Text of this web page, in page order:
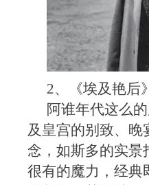
2、《埃及艳后
阿谁年代这么
及皇宫的别致、晚
念，如斯多的实景
很有的魔力，经典